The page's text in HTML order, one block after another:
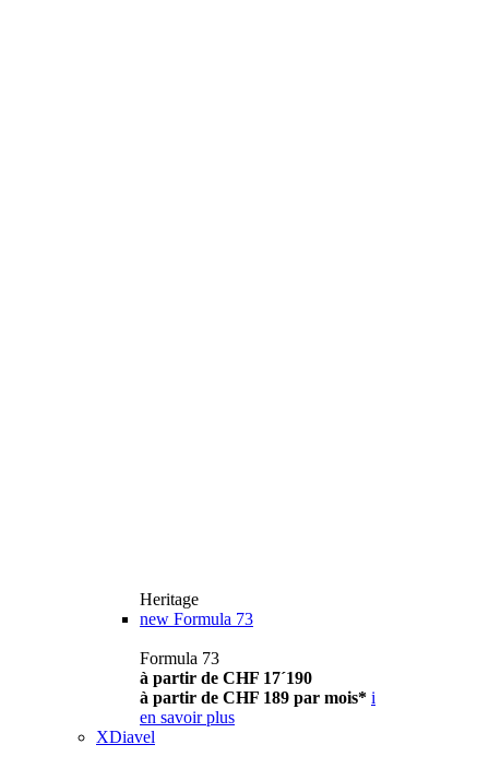
Heritage
new Formula 73
Formula 73
à partir de CHF 17´190
à partir de CHF 189 par mois* i
en savoir plus
XDiavel